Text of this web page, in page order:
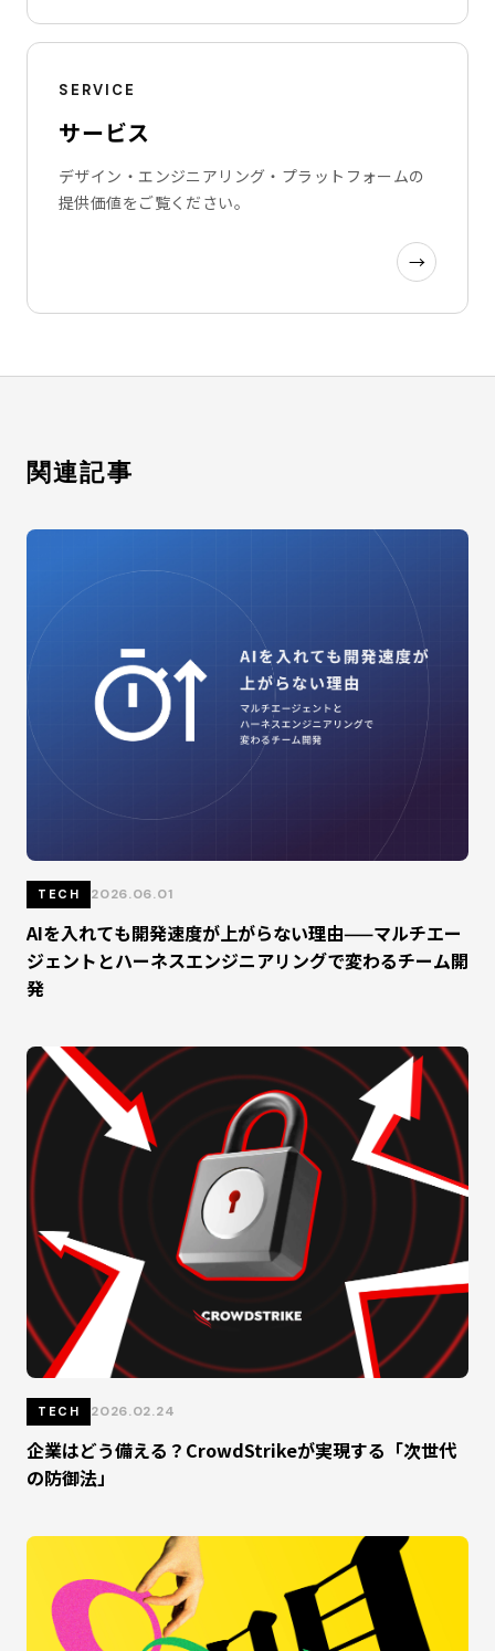
SERVICE
サービス
デザイン・エンジニアリング・プラットフォームの
提供価値をご覧ください。
→
関連記事
TECH 2026.06.01
AIを入れても開発速度が上がらない理由——マルチエー
ジェントとハーネスエンジニアリングで変わるチーム開
発
TECH 2026.02.24
企業はどう備える？CrowdStrikeが実現する「次世代
の防御法」